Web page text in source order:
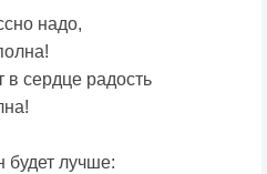
надо,
в сердце радость
будет лучше: